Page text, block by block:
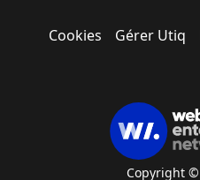
Cookies Gérer Utiq
Copyright ©